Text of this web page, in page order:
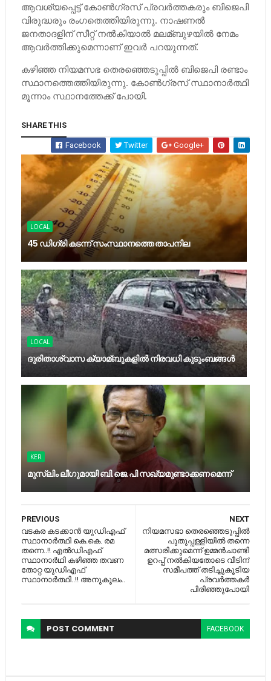
ആവശ്യപ്പെട്ട് കോണ്‍ഗ്രസ് പ്രവര്‍ത്തകരും ബിജെപി
വിരുദ്ധരും രംഗതെത്തിയിരുന്നു. നാഷണല്‍
ജനതാദളിന് സീറ്റ് നല്‍കിയാല്‍ മലമ്ബുഴയില്‍ നേമം
ആവര്‍ത്തിക്കുമെന്നാണ് ഇവര്‍ പറയുന്നത്.
കഴിഞ്ഞ നിയമസഭ തെരഞ്ഞെടുപ്പില്‍ ബിജെപി രണ്ടാം
സ്ഥാനത്തെത്തിയിരുന്നു. കോണ്‍ഗ്രസ് സ്ഥാനാര്‍ത്ഥി
മൂന്നാം സ്ഥാനത്തേക്ക് പോയി.
SHARE THIS
Facebook Twitter Google+
LOCAL
45 ഡിഗ്രി കടന്ന് സംസ്ഥാനത്തെ താപനില
LOCAL
ദുരിതാശ്വാസ ക്യാമ്ബുകളിൽ നിരവധി കുടുംബങ്ങൾ
KER
മുസ്‍ലിം ലീഗുമായി ബി.ജെ.പി സഖ്യമുണ്ടാക്കണമെന്ന്
NEXT
നിയമസഭാ തെരഞ്ഞെടുപ്പില്‍
പുതുപ്പള്ളിയില്‍ തന്നെ
മത്സരിക്കുമെന്ന് ഉമ്മന്‍ചാണ്ടി
ഉറപ്പ് നല്‍കിയതോടെ വീടിന്
സമീപത്ത് തടിച്ചുകൂടിയ
പ്രവര്‍ത്തകര്‍
പിരിഞ്ഞുപോയി
PREVIOUS
വ​ട​ക​ര കടക്കാന്‍ യുഡിഎഫ്
സ്ഥാനാർത്ഥി കെ.​കെ.​ ര​മ
തന്നെ..!! എൽഡിഎഫ്
സ്ഥാനാർഥി കഴിഞ്ഞ തവണ
തോറ്റ യുഡിഎഫ്
സ്ഥാനാർത്ഥി..!! അനുകൂലം..
POST COMMENT FACEBOOK